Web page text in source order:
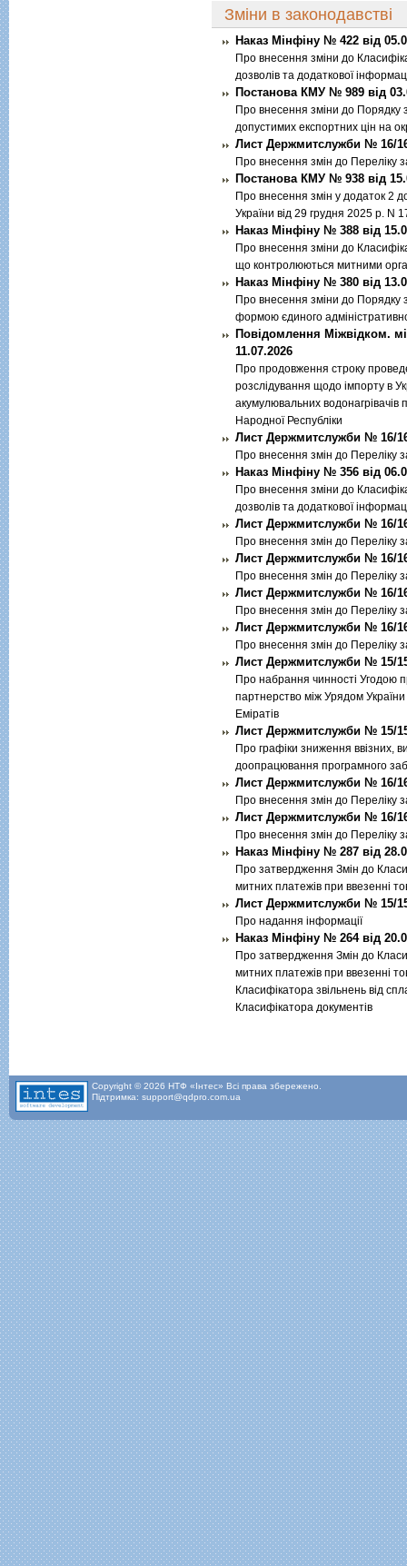
Зміни в законодавстві
Наказ Мінфіну № 422 від
Про внесення змiни до
дозволiв та додаткової
Постанова КМУ № 989 від
Про внесення змiни до Порядку
допустимих експортних цiн на
Лист Держмитслужби № 16/
Про внесення змiн до Перелiку
Постанова КМУ № 938 від
Про внесення змiн у додаток 2
України вiд 29 грудня 2025 р. N
Наказ Мінфіну № 388 від
Про внесення змiни до
що контролюються митними
Наказ Мінфіну № 380 від
Про внесення змiни до Порядку
формою єдиного
Повідомлення Міжвідком.
11.07.2026
Про продовження строку
розслiдування щодо iмпорту в
акумулювальних водонагрiвачiв
Народної Республiки
Лист Держмитслужби № 16/
Про внесення змiн до Перелiку
Наказ Мінфіну № 356 від
Про внесення змiни до
дозволiв та додаткової
Лист Держмитслужби № 16/
Про внесення змiн до Перелiку
Лист Держмитслужби № 16/
Про внесення змiн до Перелiку
Лист Держмитслужби № 16/
Про внесення змiн до Перелiку
Лист Держмитслужби № 16/
Про внесення змiн до Перелiку
Лист Держмитслужби № 15/
Про набрання чинностi Угодою
партнерство мiж Урядом
Емiратiв
Лист Держмитслужби № 15/
Про графiки зниження ввiзних,
доопрацювання програмного
Лист Держмитслужби № 16/
Про внесення змiн до Перелiку
Лист Держмитслужби № 16/
Про внесення змiн до Перелiку
Наказ Мінфіну № 287 від
Про затвердження Змiн до
митних платежiв при ввезеннi
Лист Держмитслужби № 15/
Про надання iнформацiї
Наказ Мінфіну № 264 від
Про затвердження Змiн до
митних платежiв при ввезеннi
Класифiкатора звiльнень вiд
Класифiкатора документiв
Copyright © 2026 НТФ «Інтес» Всі права збережено.
Підтримка: support@qdpro.com.ua